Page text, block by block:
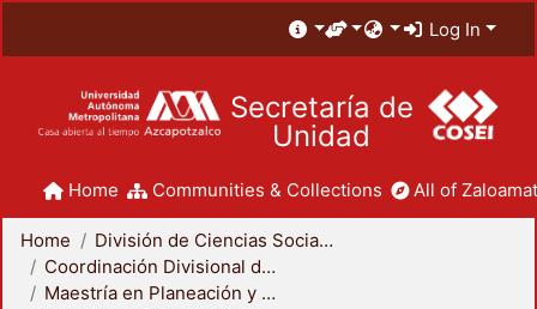
Log In
Secretaría de
Unidad
Home Communities & Collections All of
Home
División de Ciencias Sociales y Humanidades
Coordinación Divisional de Posgrado
Maestría en Planeación y Políticas Metropolitanas